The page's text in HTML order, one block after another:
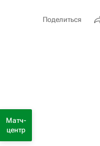
Поделиться
Матч-
центр